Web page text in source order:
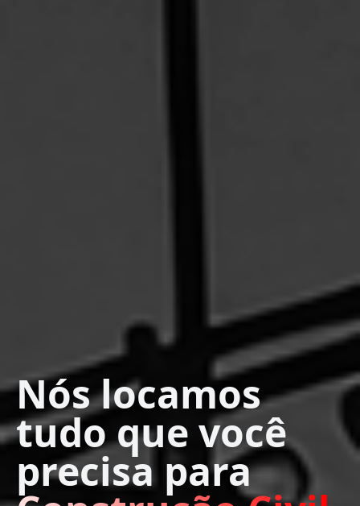
Nós locamos
tudo que você
precisa para